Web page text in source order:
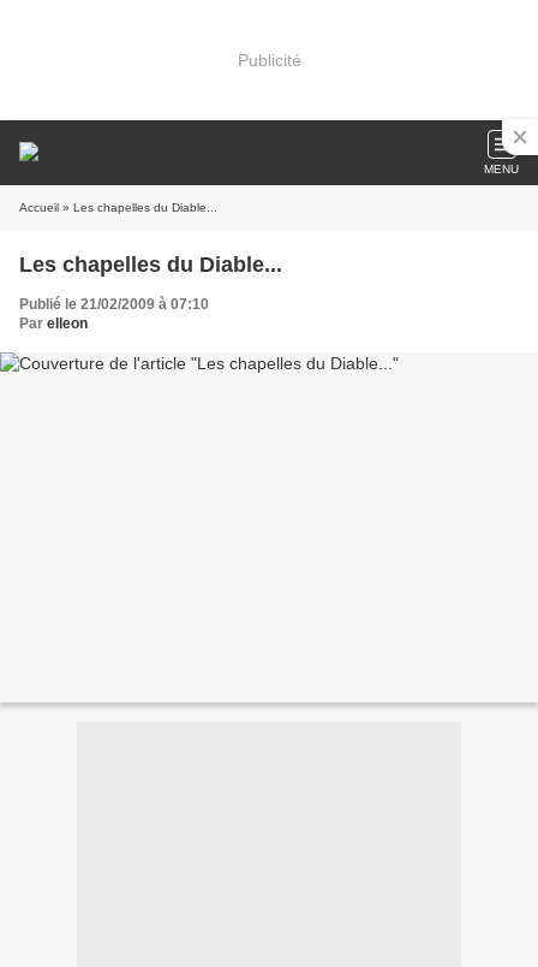
Publicité
MENU
Accueil » Les chapelles du Diable...
Les chapelles du Diable...
Publié le 21/02/2009 à 07:10
Par elleon